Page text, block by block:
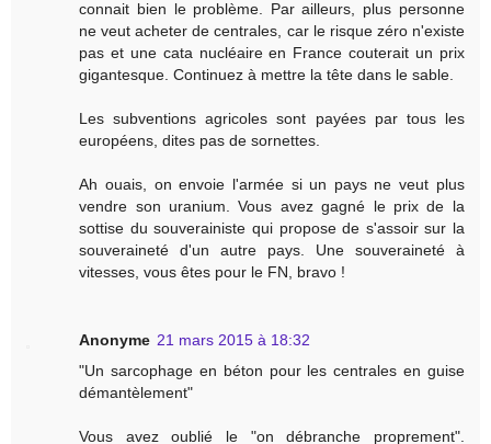
connait bien le problème. Par ailleurs, plus personne
ne veut acheter de centrales, car le risque zéro n'existe
pas et une cata nucléaire en France couterait un prix
gigantesque. Continuez à mettre la tête dans le sable.
Les subventions agricoles sont payées par tous les
européens, dites pas de sornettes.
Ah ouais, on envoie l'armée si un pays ne veut plus
vendre son uranium. Vous avez gagné le prix de la
sottise du souverainiste qui propose de s'assoir sur la
souveraineté d'un autre pays. Une souveraineté à
vitesses, vous êtes pour le FN, bravo !
Anonyme 21 mars 2015 à 18:32
"Un sarcophage en béton pour les centrales en guise
démantèlement"
Vous avez oublié le "on débranche proprement".